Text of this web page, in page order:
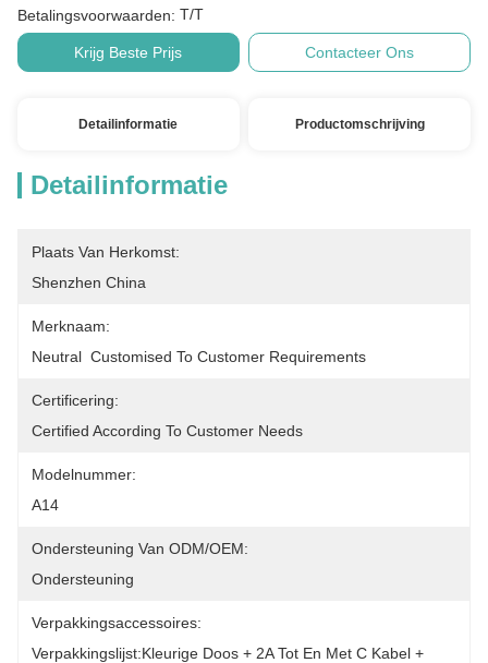
Betalingsvoorwaarden: T/T
Krijg Beste Prijs Contacteer Ons
Detailinformatie Productomschrijving
Detailinformatie
Plaats Van Herkomst:
Shenzhen China
Merknaam:
Neutral  Customised To Customer Requirements
Certificering:
Certified According To Customer Needs
Modelnummer:
A14
Ondersteuning Van ODM/OEM:
Ondersteuning
Verpakkingsaccessoires:
Verpakkingslijst:Kleurige Doos + 2A Tot En Met C Kabel +